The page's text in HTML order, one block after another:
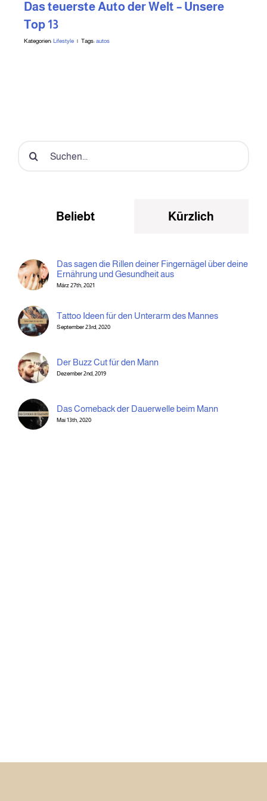
Das teuerste Auto der Welt – Unsere
Top 13
Kategorien:Lifestyle | Tags:autos
nach:
Beliebt Kürzlich
Das sagen die Rillen deiner Fingernägel über deine
Ernährung und Gesundheit aus
März 27th, 2021
Tattoo Ideen für den Unterarm des Mannes
September 23rd, 2020
Der Buzz Cut für den Mann
Dezember 2nd, 2019
Das Comeback der Dauerwelle beim Mann
Mai 13th, 2020